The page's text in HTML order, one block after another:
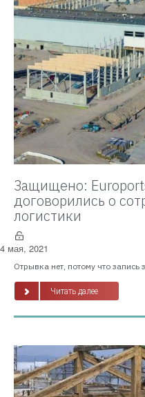
Защищено:
договорились о
логистики
4 мая, 2021
Отрывка нет, потому что запись
Читать далее